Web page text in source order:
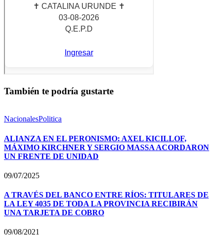
También te podría gustarte
NacionalesPolitica
ALIANZA EN EL PERONISMO: AXEL KICILLOF,
MÁXIMO KIRCHNER Y SERGIO MASSA ACORDARON
UN FRENTE DE UNIDAD
09/07/2025
A TRAVÉS DEL BANCO ENTRE RÍOS: TITULARES DE
LA LEY 4035 DE TODA LA PROVINCIA RECIBIRÁN
UNA TARJETA DE COBRO
09/08/2021